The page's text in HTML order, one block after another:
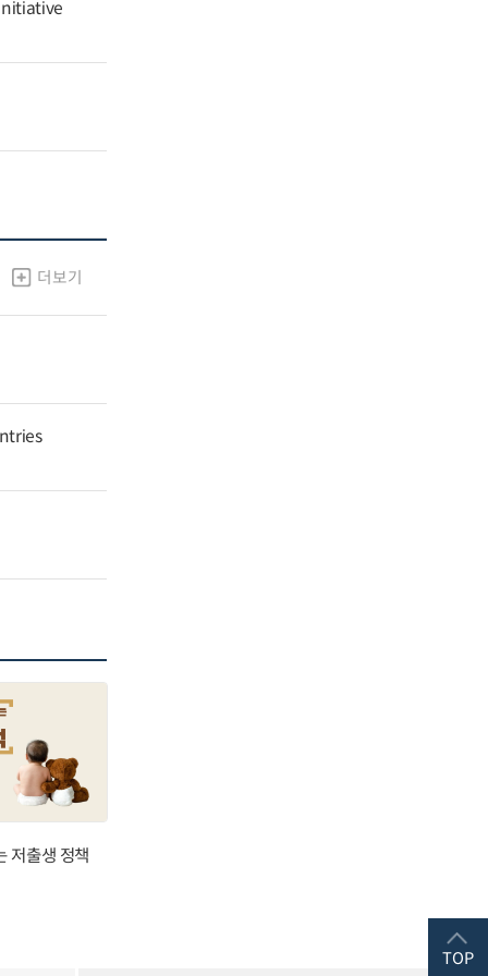
더보기
저출생 정책
TOP